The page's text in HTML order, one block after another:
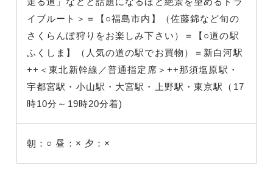
イブルート＞＝【○福島市内】（佐藤錦など旬の
さくらんぼ狩りをお楽しみ下さい）＝【○道の駅
ふくしま】（人気の道の駅でお買物）＝新白河駅
++＜東北新幹線／普通指定席＞++那須塩原駅・
宇都宮駅・小山駅・大宮駅・上野駅・東京駅（17
時10分～19時20分着)
朝：○ 昼：× 夕：×